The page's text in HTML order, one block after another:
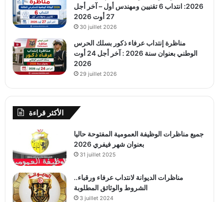
2026: انتداب 6 تقنيين ومهندس أول – آخر أجل
27 أوت 2026
30 juillet 2026
مناظرة إنتداب عرفاء ذكور بسلك الحرس
الوطني بعنوان سنة 2026 : آخر أجل 24 أوت
2026
29 juillet 2026
الأكثر قراءة
جميع مناظرات الوظيفة العمومية المفتوحة حاليا
بعنوان شهر فيفري 2026
31 juillet 2025
مناظرات الديوانة لانتداب عرفاء ورقباء..
الشروط والوثائق المطلوبة
3 juillet 2024